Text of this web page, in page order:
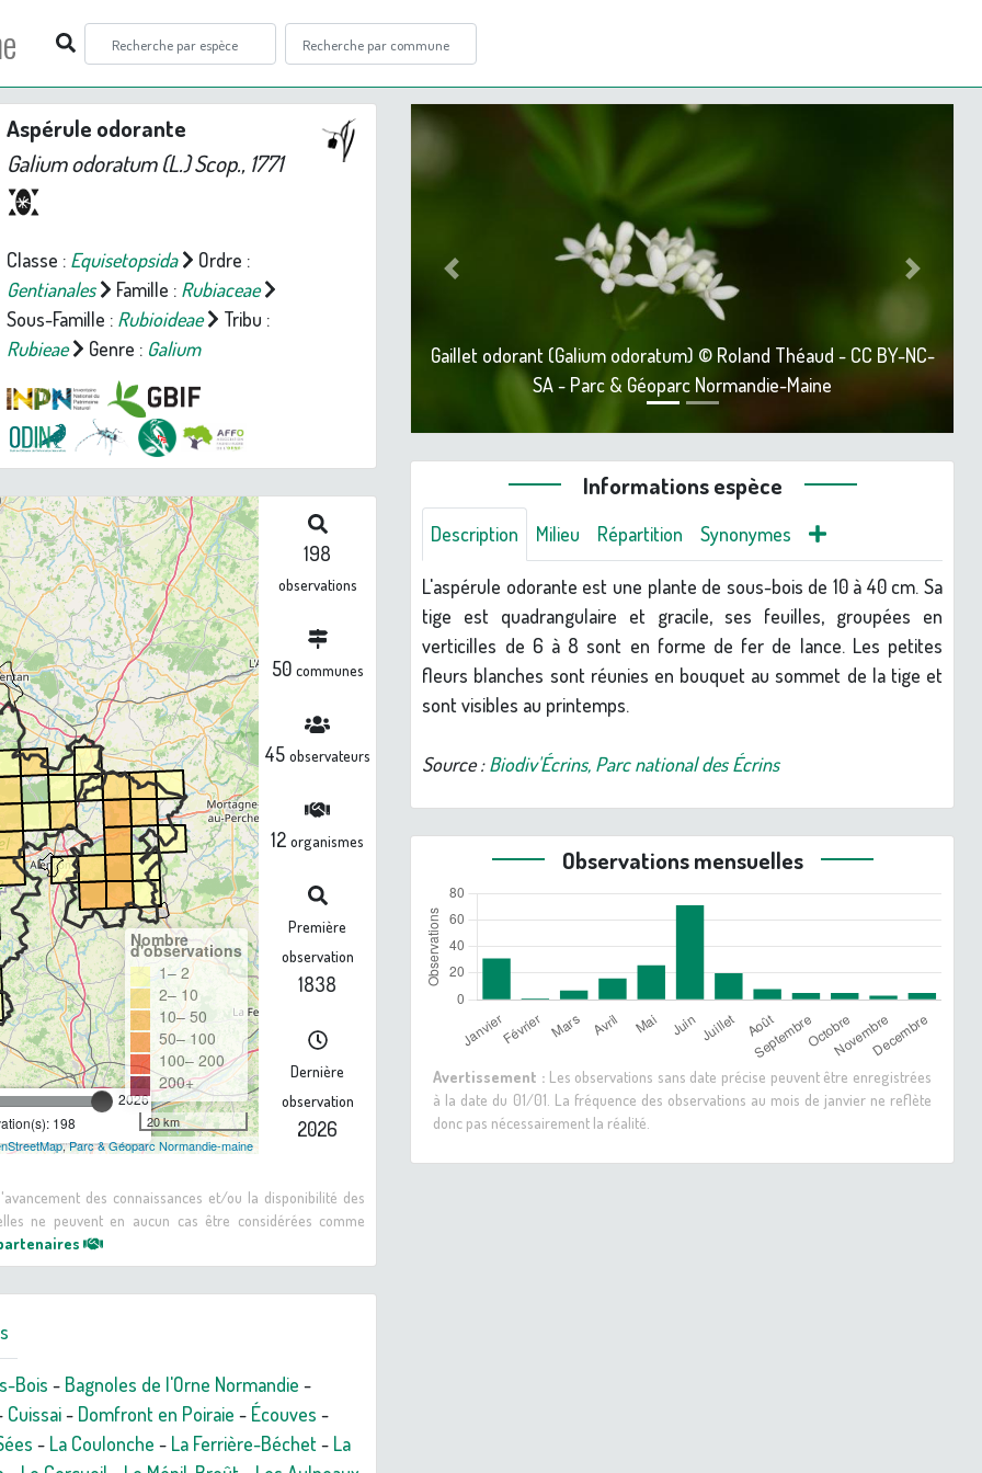
Aspérule odorante
Galium odoratum(L.) Scop., 1771
Classe : Equisetopsida
Ordre :
Gentianales
Famille : Rubiaceae
Sous-Famille : Rubioideae
Tribu :
Rubieae
Genre : Galium
2026
198
Nombre
d'observations
1– 2
2– 10
10– 50
50– 100
100– 200
200+
20 km
,Parc & Géoparc Normandie-maine
198
observations
50 communes
45 observateurs
12organismes
Première
observation
1838
Dernière
observation
2026
des connaissances et/ou la disponibilité des
ne peuvent en aucun cas être considérées comme
Bois - Bagnoles de l'Orne Normandie -
Cuissai- Domfront en Poiraie - Écouves -
- La Coulonche - La Ferrière-Béchet- La
Gaillet odorant (Galium odoratum) © Roland Théaud - CC BY-NC-
SA - Parc & Géoparc Normandie-Maine
Previous Next
Informations espèce
Description Milieu Répartition Synonymes
L'aspérule odorante est une plante de sous-bois de 10 à 40 cm. Sa
tige est quadrangulaire et gracile, ses feuilles, groupées en
verticilles de 6 à 8 sont en forme de fer de lance. Les petites
fleurs blanches sont réunies en bouquet au sommet de la tige et
sont visibles au printemps.
Source :Biodiv'Écrins, Parc national des Écrins
Observations mensuelles
Avertissement :Les observations sans date précise peuvent être enregistrées
à la date du 01/01. La fréquence des observations au mois de janvier ne reflète
donc pas nécessairement la réalité.